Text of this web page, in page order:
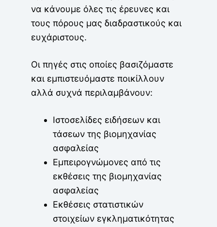
να κάνουμε όλες τις έρευνες και
τους πόρους μας διαδραστικούς και
ευχάριστους.
Οι πηγές στις οποίες βασιζόμαστε
και εμπιστευόμαστε ποικίλλουν
αλλά συχνά περιλαμβάνουν:
Ιστοσελίδες ειδήσεων και
τάσεων της βιομηχανίας
ασφαλείας
Εμπειρογνώμονες από τις
εκθέσεις της βιομηχανίας
ασφαλείας
Εκθέσεις στατιστικών
στοιχείων εγκληματικότητας